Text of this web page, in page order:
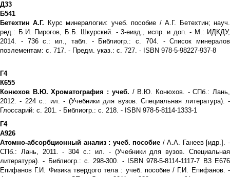
Д33
Б541
Бетехтин А.Г. Курс минералогии: учеб. пособие / А.Г. Бетехтин; науч.
ред.: Б.И. Пирогов, Б.Б. Шкурский. - 3-еизд., испр. и доп. - М.: ИДКДУ,
2014. - 736 с.: ил., табл. - Библиогр.: с. 704. - Список минералов
поэлементам: с. 717. - Предм. указ.: с. 727. - ISBN 978-5-98227-937-8
Г4
К655
Конюхов В.Ю. Хроматография : учеб. / В.Ю. Конюхов. - СПб.: Лань,
2012. - 224 с.: ил. - (Учебники для вузов. Специальная литература). -
Глоссарий: с. 201. - Библиогр.: с. 218. - ISBN 978-5-8114-1333-1
Г4
А926
Атомно-абсорбционный анализ : учеб. пособие / А.А. Ганеев [идр.]. -
СПб.: Лань, 2011. - 304 с.: ил. - (Учебники для вузов. Специальная
литература). - Библиогр.: с. 298-300. - ISBN 978-5-8114-1117-7 В3 Е676
Епифанов Г.И. Физика твердого тела : учеб. пособие / Г.И. Епифанов. -